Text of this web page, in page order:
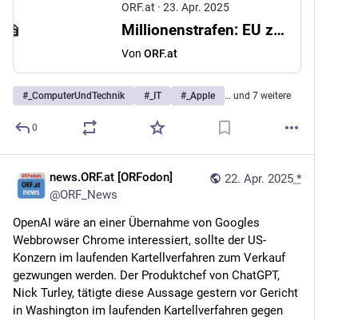
ORF.at · 23. Apr. 2025
Millionenstrafen: EU zeigt Apple und Meta Krallen
Von ORF.at
# _ComputerUndTechnik # _IT # _Apple … und 7 weitere
0
22. Apr. 2025 *
news.ORF.at [ORFodon]
@ORF_News
OpenAI wäre an einer Übernahme von Googles
Webbrowser Chrome interessiert, sollte der US-
Konzern im laufenden Kartellverfahren zum Verkauf
gezwungen werden. Der Produktchef von ChatGPT,
Nick Turley, tätigte diese Aussage gestern vor Gericht
in Washington im laufenden Kartellverfahren gegen